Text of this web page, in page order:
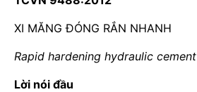
XI MĂNG ĐÓNG RẮN NHANH
Rapid hardening hydraulic cement
Lời nói đầu